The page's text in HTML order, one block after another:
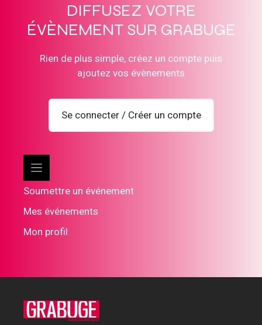
DIFFUSEZ VOTRE
ÉVÈNEMENT SUR GRABUGE
Rien de plus simple, créez un compte puis
ajoutez vos évènements
Se connecter / Créer un compte
Soumettre un événement
Mes événements
Mon profil